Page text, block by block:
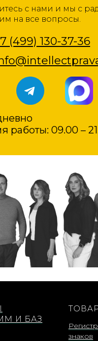
с нами и мы с
на все вопросы.
(499) 130-37-36
работы: 09.00 –
И БАЗ
знаков